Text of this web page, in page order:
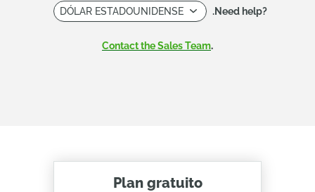
DÓLAR ESTADOUNIDENSE
.Need help?
Contact the Sales Team.
Plan gratuito